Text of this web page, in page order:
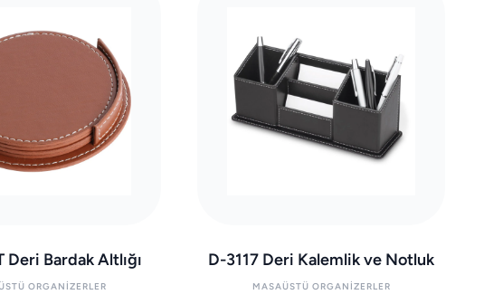
Bardak Altlığı
ORGANIZERLER
D-3117 Deri Kalemlik ve Notluk
MASAÜSTÜ ORGANIZERLER